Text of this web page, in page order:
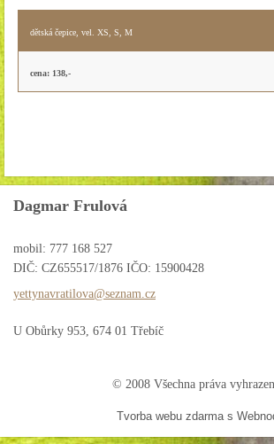
dětská čepice, vel. XS, S, M
cena: 138,-
Dagmar Frulová
mobil: 777 168 527
DIČ: CZ655517/1876 IČO: 15900428
yettynavratilova@seznam. cz
U Obůrky 953, 674 01 Třebíč
© 2008 Všechna práva
Tvorba webu zdarma s